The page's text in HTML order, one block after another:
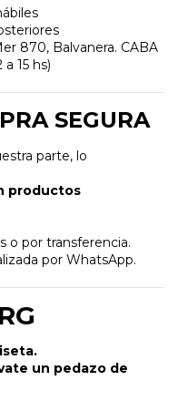
870, Balvanera. CABA
15 hs)
SEGURA
parte, lo
productos
o por transferencia.
por WhatsApp.
un pedazo de